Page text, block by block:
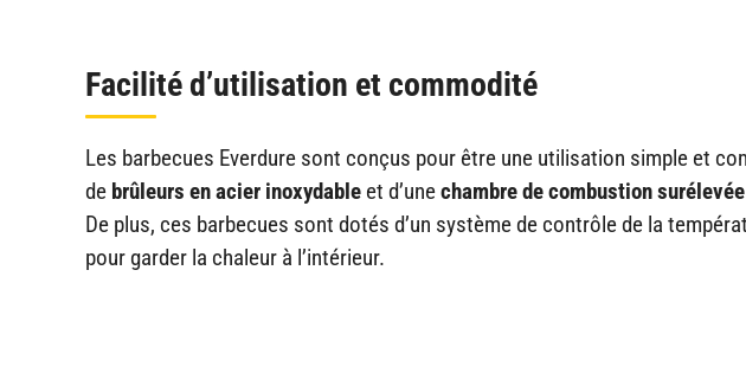
Facilité d’utilisation et commodité
Les barbecues Everdure sont conçus pour être une utilisation simple et
de brûleurs en acier inoxydable et d’unechambre de combustion surélevée
De plus, ces barbecues sont dotés d’un système de contrôle de la
pour garder la chaleur à l’intérieur.